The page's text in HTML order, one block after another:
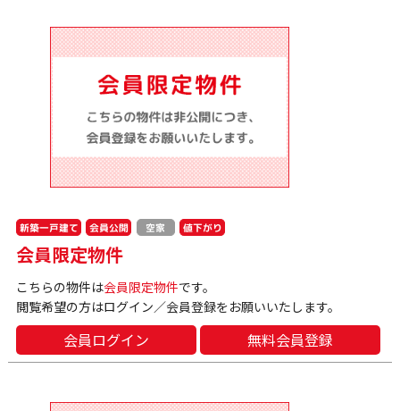
新築一戸建て 会員公開 空家 値下がり
会員限定物件
こちらの物件は会員限定物件です。
閲覧希望の方はログイン／会員登録をお願いいたします。
会員ログイン 無料会員登録